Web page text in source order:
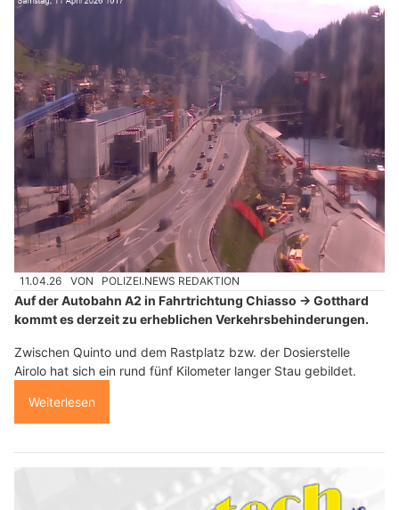
11.04.26 VON POLIZEI.NEWS REDAKTION
Auf der Autobahn A2 in Fahrtrichtung Chiasso → Gotthard
kommt es derzeit zu erheblichen Verkehrsbehinderungen.
Zwischen Quinto und dem Rastplatz bzw. der Dosierstelle
Airolo hat sich ein rund fünf Kilometer langer Stau gebildet.
Weiterlesen